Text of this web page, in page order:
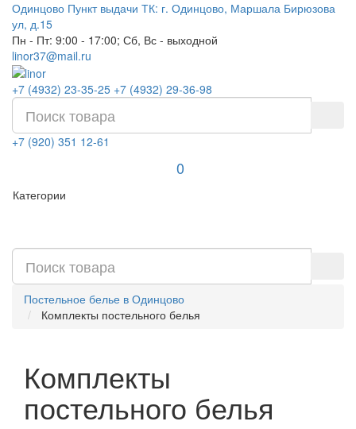
Одинцово Пункт выдачи ТК: г. Одинцово, Маршала Бирюзова
ул, д.15
Пн - Пт: 9:00 - 17:00; Сб, Вс - выходной
linor37@mail.ru
+7 (4932) 23-35-25 +7 (4932) 29-36-98
+7 (920) 351 12-61
0
Категории
Постельное белье в Одинцово
Комплекты постельного белья
Комплекты
постельного белья